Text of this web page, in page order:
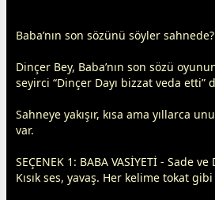
Baba’nın son sözünü söyler sahnede?
Dinçer Bey, Baba’nın son sözü
seyirci “Dinçer Dayı bizzat veda
Sahneye yakışır, kısa ama yıllarca
var.
SEÇENEK 1: BABA VASİYETİ - Sade ve
Kısık ses, yavaş. Her kelime tokat gibi